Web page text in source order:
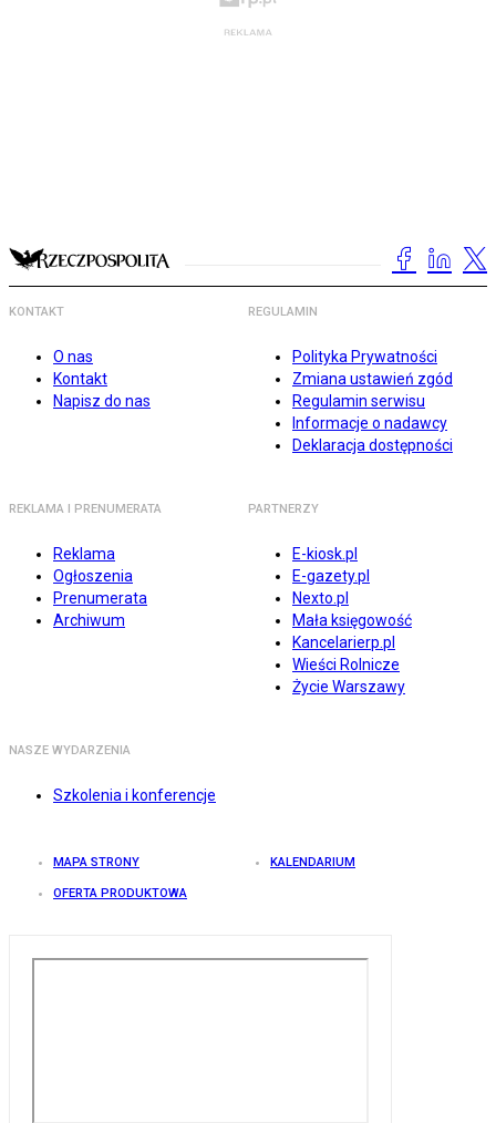
KONTAKT
O nas
Kontakt
Napisz do nas
REGULAMIN
Polityka Prywatności
Zmiana ustawień zgód
Regulamin serwisu
Informacje o nadawcy
Deklaracja dostępności
REKLAMA I PRENUMERATA
Reklama
Ogłoszenia
Prenumerata
Archiwum
PARTNERZY
E-kiosk.pl
E-gazety.pl
Nexto.pl
Mała księgowość
Kancelarierp.pl
Wieści Rolnicze
Życie Warszawy
NASZE WYDARZENIA
Szkolenia i konferencje
MAPA STRONY KALENDARIUM
OFERTA PRODUKTOWA